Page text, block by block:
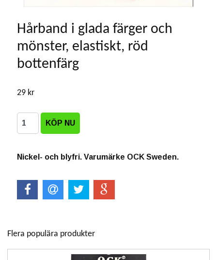
Hårband i glada färger och
mönster, elastiskt, röd
bottenfärg
29 kr
Nickel- och blyfri. Varumärke OCK Sweden.
Flera populära produkter